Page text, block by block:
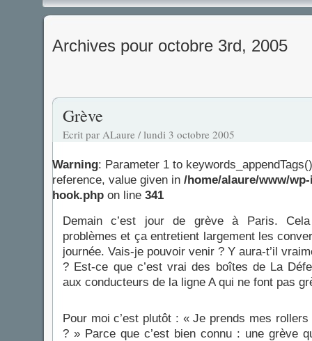
Archives pour octobre 3rd, 2005
Grève
Ecrit par ALaure / lundi 3 octobre 2005
Warning: Parameter 1 to
reference, value given in /home/alaure/www/
hook.php on line 341
Demain c’est jour de grève à Paris.
problèmes et ça entretient largement les
journée. Vais-je pouvoir venir ? Y aura-t’il
? Est-ce que c’est vrai des boîtes de La
aux conducteurs de la ligne A qui ne font pas
Pour moi c’est plutôt : « Je prends mes
? » Parce que c’est bien connu : une grève